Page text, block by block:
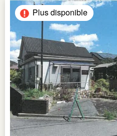
Plus disponible